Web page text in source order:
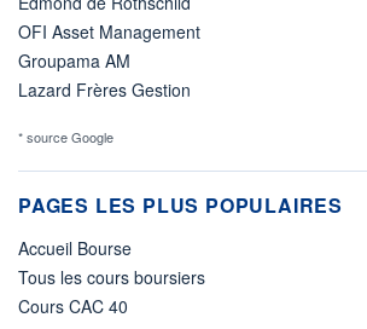
OFI Asset Management
Groupama AM
Lazard Frères Gestion
* source Google
PAGES LES PLUS POPULAIRES
Accueil Bourse
Tous les cours boursiers
Cours CAC 40